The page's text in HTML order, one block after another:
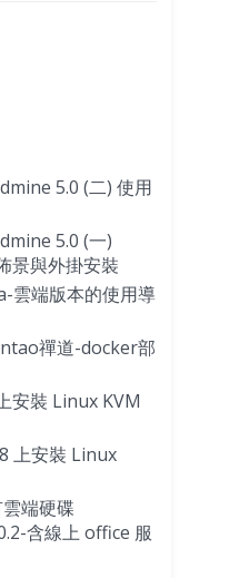
5.0 (二) 使用
5.0 (一)
景與外掛安裝
雲端版本的使用導
禪道-docker部
安裝 Linux KVM
上安裝 Linux
端硬碟
含線上 office 服